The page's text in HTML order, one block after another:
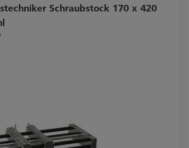
Schraubstock 170 x 420